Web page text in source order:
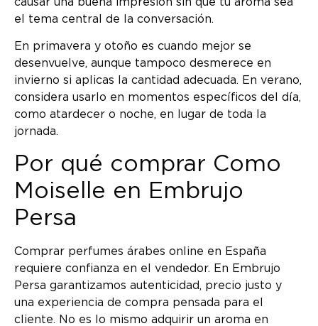
el tema central de la conversación.
En primavera y otoño es cuando mejor se
desenvuelve, aunque tampoco desmerece en
invierno si aplicas la cantidad adecuada. En verano,
considera usarlo en momentos específicos del día,
como atardecer o noche, en lugar de toda la
jornada.
Por qué comprar Como
Moiselle en Embrujo
Persa
Comprar perfumes árabes online en España
requiere confianza en el vendedor. En Embrujo
Persa garantizamos autenticidad, precio justo y
una experiencia de compra pensada para el
cliente. No es lo mismo adquirir un aroma en